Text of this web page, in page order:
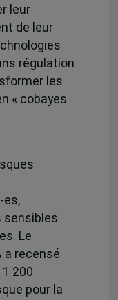
leur
de leur
régulation
les
« cobayes
es,
sensibles
Le
a recensé
200
pour la